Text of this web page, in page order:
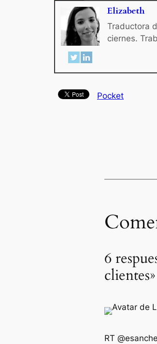
Elizabeth
Traductora
ciernes.
Pocket
6
clientes»
RT